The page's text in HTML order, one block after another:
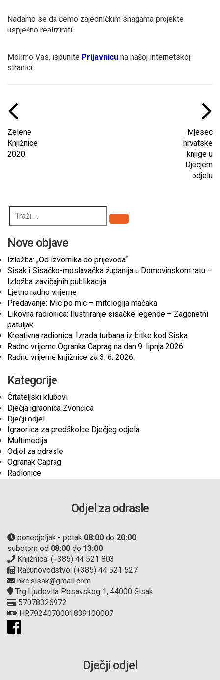
Nadamo se da ćemo zajedničkim snagama projekte
uspješno realizirati.
Molimo Vas, ispunite Prijavnicu na našoj internetskoj
stranici.
Zelene
Knjižnice
2020.
Mjesec
hrvatske
knjige u
Dječjem
odjelu
Pretraži
Nove objave
Izložba: „Od izvornika do prijevoda“
Sisak i Sisačko-moslavačka županija u Domovinskom ratu –
Izložba zavičajnih publikacija
Ljetno radno vrijeme
Predavanje: Mic po mic – mitologija mačaka
Likovna radionica: Ilustriranje sisačke legende – Zagonetni
patuljak
Kreativna radionica: Izrada turbana iz bitke kod Siska
Radno vrijeme Ogranka Caprag na dan 9. lipnja 2026.
Radno vrijeme knjižnice za 3. 6. 2026.
Kategorije
Čitateljski klubovi
Dječja igraonica Zvončica
Dječji odjel
Igraonica za predškolce Dječjeg odjela
Multimedija
Odjel za odrasle
Ogranak Caprag
Radionice
Odjel za odrasle
ponedjeljak - petak 08:00 do 20:00
subotom od 08:00 do 13:00
Knjižnica: (+385) 44 521 803
Računovodstvo: (+385) 44 521 527
nkc.sisak@gmail.com
Trg Ljudevita Posavskog 1, 44000 Sisak
57078326972
HR7924070001839100007
Dječji odjel